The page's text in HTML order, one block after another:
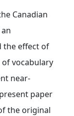
Canadian
the effect of
vocabulary
near‐
paper
the original